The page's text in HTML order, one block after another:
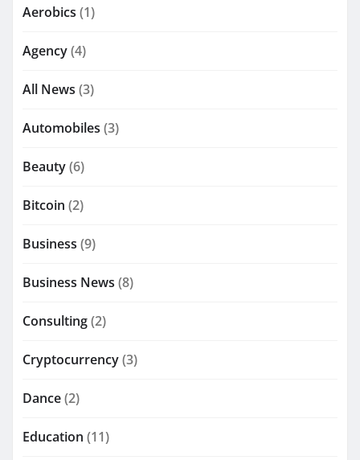
Aerobics (1)
Agency(4)
All News (3)
Automobiles (3)
Beauty(6)
Bitcoin (2)
Business (9)
Business News (8)
Consulting(2)
Cryptocurrency(3)
Dance(2)
Education (11)